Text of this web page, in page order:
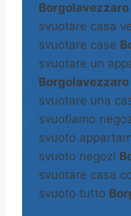
Borgolavezzaro
svuotare casa
svuotare case
svuotare un
Borgolavezzaro
svuotare una
svuotiamo
svuoto
svuoto negozi
svuotare casa
svuoto tutto